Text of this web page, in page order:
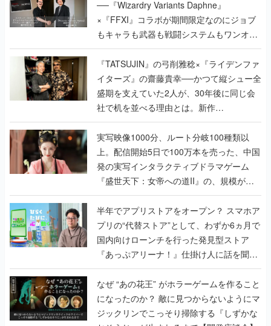
──『Wizardry Variants Daphne』
×『FFXI』コラボが期間限定なのにジョブ
もキャラも武器も戦闘システムもワンオフ
で作り込まれた理由を両ディレクターに聞
く
『TATSUJIN』の弓削雅稔×『ライデンファ
イターズ』の齋藤貴幸──かつて縦シュー全
盛期を支えていた2人が、30年後に同じ会
社で机を並べる理由とは。新作
『TATSUJIN EXTREME』で初タッグを組
んだレジェンド2人に訊く開発秘話
実写映像1000分、ルート分岐100種類以
上。配信開始5日で100万本を売った、中国
発の実写インタラクティブドラマゲーム
『盛世天下：女帝への道II』の、規模が違
うこだわりをプロデューサーに聞いた
半年でアプリストアをオープン？ スマホア
プリの“代替ストア”として、わずか6ヵ月で
国内向けローンチを行った発見型ストア
『あっぷアリーナ！』仕掛け人に話を聞い
てみた
なぜ “あの花王” がホラーゲームを作ること
になったのか？ 敵に見つからないようにマ
ジックリンでこっそり掃除する『しずかな